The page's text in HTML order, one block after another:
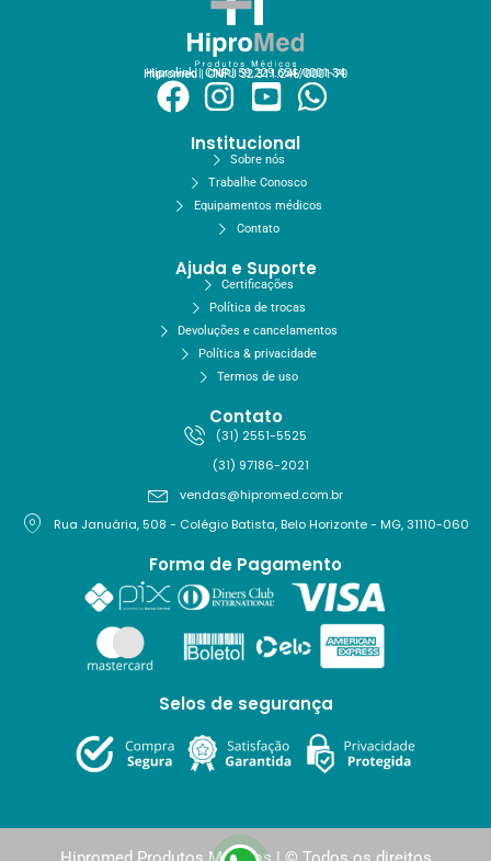
Hiprolink | CNPJ 59.229.654/0001-34
Hipromed | CNPJ 32.311.246/0001-70
Institucional
Sobre nós
Trabalhe Conosco
Equipamentos médicos
Contato
Ajuda e Suporte
Certificações
Política de trocas
Devoluções e cancelamentos
Política & privacidade
Termos de uso
Contato
(31) 2551-5525
(31) 97186-2021
vendas@hipromed.com.br
Rua Januária, 508 - Colégio Batista, Belo Horizonte - MG, 31110-060
Forma de Pagamento
Selos de segurança